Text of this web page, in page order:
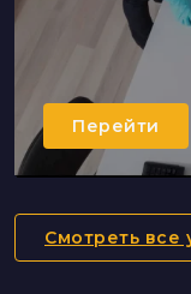
Перейти
Смотреть все